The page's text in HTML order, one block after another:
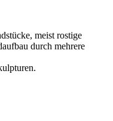
meist rostige
durch mehrere